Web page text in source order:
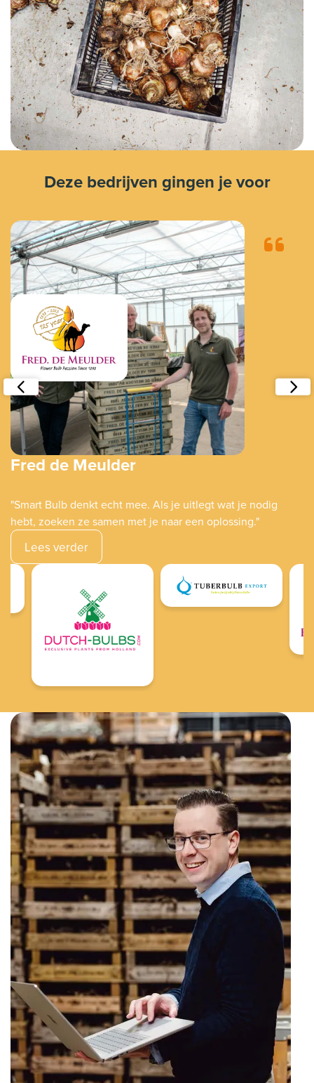
Deze bedrijven gingen je voor
Fred de Meulder
"Smart Bulb denkt echt mee. Als je uitlegt wat je nodig
hebt, zoeken ze samen met je naar een oplossing."
Lees verder